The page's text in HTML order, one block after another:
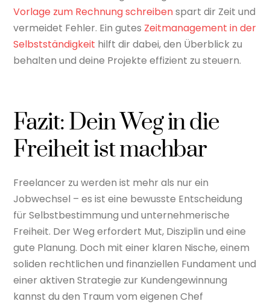
Vorlage zum Rechnung schreibenspart dir Zeit und
vermeidet Fehler. Ein gutes Zeitmanagement in der
Selbstständigkeit hilft dir dabei, den Überblick zu
behalten und deine Projekte effizient zu steuern.
Fazit: Dein Weg in die
Freiheit ist machbar
Freelancer zu werden ist mehr als nur ein
Jobwechsel – es ist eine bewusste Entscheidung
für Selbstbestimmung und unternehmerische
Freiheit. Der Weg erfordert Mut, Disziplin und eine
gute Planung. Doch mit einer klaren Nische, einem
soliden rechtlichen und finanziellen Fundament und
einer aktiven Strategie zur Kundengewinnung
kannst du den Traum vom eigenen Chef